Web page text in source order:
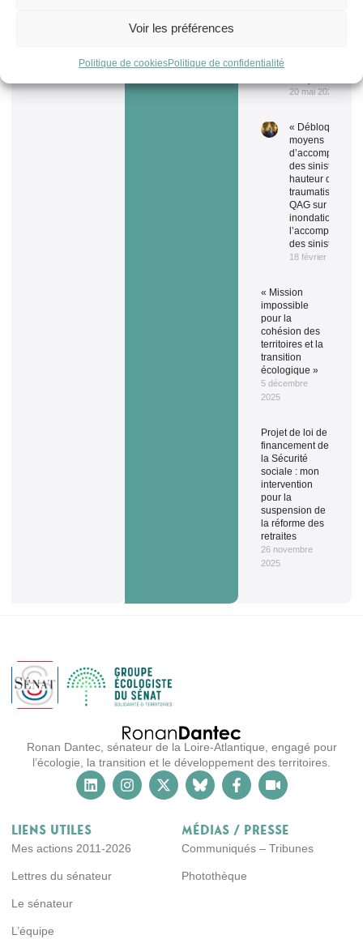
Voir les préférences
Politique de cookiesPolitique de confidentialité
20 mai 2026
« Débloquez
moyens
des sinistrés à la
hauteur du
traumatisme ! »
QAG sur les
inondations et
des sinistrés.
18 février 2026
« Mission
impossible
pour la
cohésion des
territoires et la
transition
écologique »
5 décembre
2025
Projet de loi de
financement de
la Sécurité
sociale : mon
intervention
pour la
suspension de
la réforme des
retraites
26 novembre
2025
Ronan Dantec, sénateur de la Loire-Atlantique, engagé pour
l’écologie, la transition et le développement des territoires.
Liens utiles
Mes actions 2011-2026
Lettres du sénateur
Le sénateur
L’équipe
Médias / Presse
Communiqués – Tribunes
Photothèque